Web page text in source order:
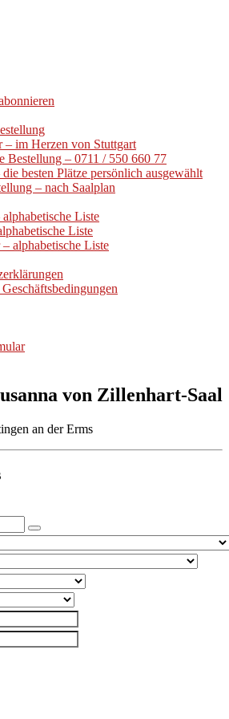
– im Herzen von Stuttgart
Bestellung – 0711 / 550 660 77
besten Plätze persönlich ausgewählt
– nach Saalplan
Liste
Liste
– alphabetische Liste
von Zillenhart-Saal
an der Erms